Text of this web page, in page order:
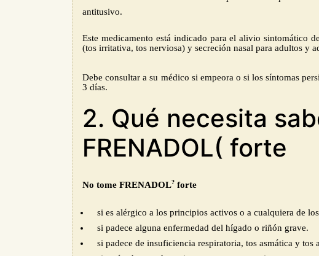
antitusivo.
Este medicamento está indicado para el alivio sintomático
(tos irritativa, tos nerviosa) y secreción nasal para adultos y
Debe consultar a su médico si empeora o si los síntomas
3 días.
2. Qué necesita
FRENADOL( forte
No tome FRENADOL? forte
si es alérgico a los principios activos o a cualquiera de
si padece alguna enfermedad del hígado o riñón grave.
si padece de insuficiencia respiratoria, tos asmática y tos